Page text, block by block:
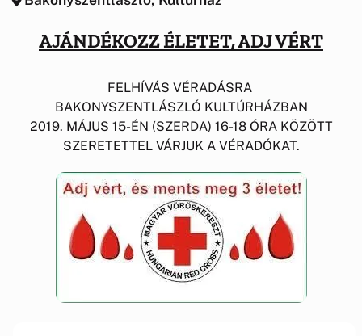
AJÁNDÉKOZZ ÉLETET, ADJ VÉRT
FELHÍVÁS VÉRADÁSRA
BAKONYSZENTLÁSZLÓ KULTÚRHÁZBAN
2019. MÁJUS 15-ÉN (SZERDA) 16-18 ÓRA KÖZÖTT
SZERETETTEL VÁRJUK A VÉRADÓKAT.